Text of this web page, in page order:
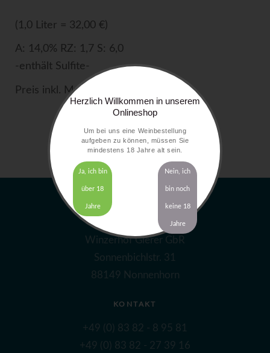
(1,0 Liter = 32,00 €)
A: 14,0% RZ: 1,7 S: 6,0
-enthält Sulfite-
Preis inkl. MwSt. zzgl. Versandkosten
Winzerhof Gierer GbR
Sonnenbichlstr. 31
88149 Nonnenhorn
KONTAKT
+49 (0) 83 82 - 8 95 81
+49 (0) 83 82 - 27 39 16
Herzlich Willkommen in unserem
Onlineshop
Um bei uns eine Weinbestellung
aufgeben zu können, müssen Sie
mindestens 18 Jahre alt sein.
Ja, ich bin
über 18
Jahre
Nein, ich
bin noch
keine 18
Jahre